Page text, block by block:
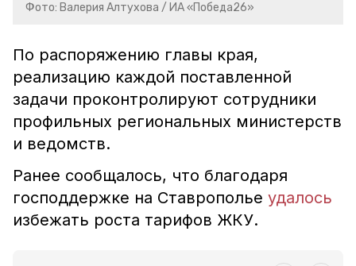
Фото: Валерия Алтухова / ИА «Победа26»
По распоряжению главы края,
реализацию каждой поставленной
задачи проконтролируют сотрудники
профильных региональных министерств
и ведомств.
Ранее сообщалось, что благодаря
господдержке на Ставрополье удалось
избежать роста тарифов ЖКУ.